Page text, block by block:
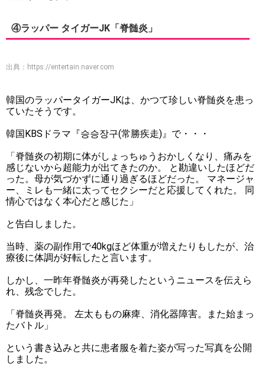
④ラッパー タイガーJK「脊髄炎」
出典： https://entertain.naver.com
韓国のラッパータイガーJKは、かつて珍しい脊髄炎を患っ
ていたそうです。
韓国KBSドラマ『승승장구(常勝疾走)』で・・・
「脊髄炎の初期に体がしょっちゅうおかしくなり、痛みを
感じないから超能力が出てきたのか。 と勘違いしたほどだ
った。母が気づかずに通り過ぎるほどだった。 マネージャ
ー、ミレも一緒に太ってセクシーだと応援してくれた。 同
情心ではなく本心だと感じた」
と告白しました。
当時、薬の副作用で40kgほど体重が増えたりもしたが、治
療後に体調が好転したと言います。
しかし、一昨年脊髄炎が再発したというニュースを伝えら
れ、残念でした。
「脊髄炎再発。 左太ももの麻痺、消化器障害。また始まっ
たバトル」
という書き込みと共に患者服を着た姿が写った写真を公開
しました。